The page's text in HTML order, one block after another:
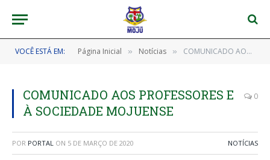
VOCÊ ESTÁ EM: Página Inicial » Notícias » COMUNICADO AOS PROFESSORES E À SOCIEDADE MOJUENSE
COMUNICADO AOS PROFESSORES E
À SOCIEDADE MOJUENSE
0
POR PORTAL ON 5 DE MARÇO DE 2020 NOTÍCIAS